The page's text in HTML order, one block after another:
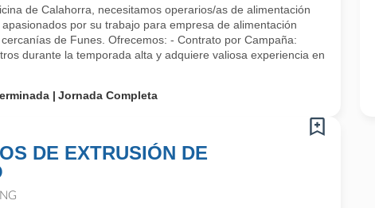
de Calahorra, necesitamos operarios/as de alimentación
por su trabajo para empresa de alimentación
de Funes. Ofrecemos: - Contrato por Campaña:
durante la temporada alta y adquiere valiosa experiencia en
Jornada Completa
DE EXTRUSIÓN DE